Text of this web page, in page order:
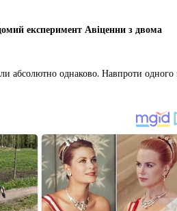
експеримент Авіценни з двома
абсолютно однаково. Навпроти одного